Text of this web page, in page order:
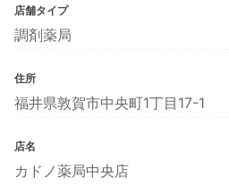
店舗タイプ
調剤薬局
住所
福井県敦賀市中央町1丁目17-1
店名
カドノ薬局中央店